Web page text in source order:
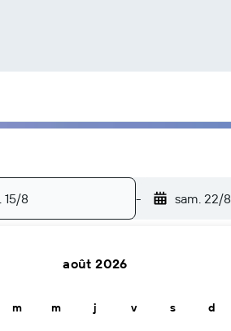
15/8 - sam. 22/8
Hill
août 2026
m m j v s d